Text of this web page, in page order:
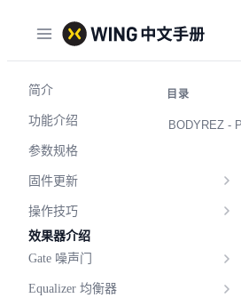
简介
功能介绍
参数规格
固件更新
操作技巧
效果器介绍
Gate 噪声门
Equalizer 均衡器
目录
BODYREZ -